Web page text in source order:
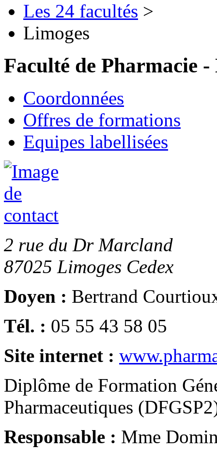
Les 24 facultés >
Limoges
Faculté de Pharmacie -
Coordonnées
Offres de formations
Equipes labellisées
2 rue du Dr Marcland
87025 Limoges Cedex
Doyen : Bertrand
Tél. : 05 55 43 58 05
Site internet :
Diplôme de Formation
Pharmaceutiques
Responsable : Mme